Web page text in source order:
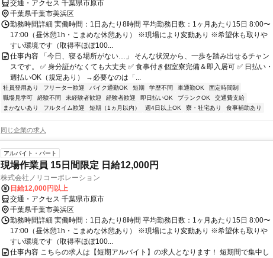
交通・アクセス 千葉県市原市
千葉県千葉市美浜区
勤務時間詳細 実働時間：1日あたり8時間 平均勤務日数：1ヶ月あたり15日 8:00〜
17:00（昼休憩1h・こまめな休憩あり） ※現場により変動あり ※希望休も取りや
すい環境です（取得率ほぼ100...
仕事内容 「今日、寝る場所がない…」 そんな状況から、一歩を踏み出せるチャン
スです。 ✅ 身分証がなくても大丈夫 ✅ 食事付き個室寮完備＆即入居可 ✅ 日払い・
週払いOK（規定あり） →必要なのは「...
社員登用あり フリーター歓迎 バイク通勤OK 短期 学歴不問 車通勤OK
固定時間制
職場見学可
経験不問 未経験者歓迎 経験者歓迎 即日払いOK ブランクOK
交通費支給
まかないあり
フルタイム歓迎 短期（1ヵ月以内） 週4日以上OK 寮・社宅あり 食事補助あり
同じ企業の求人
アルバイト・パート
現場作業員 15日間限定 日給12,000円
株式会社ノリコーポレーション
日給12,000円以上
交通・アクセス 千葉県市原市
千葉県千葉市美浜区
勤務時間詳細 実働時間：1日あたり8時間 平均勤務日数：1ヶ月あたり15日 8:00〜
17:00（昼休憩1h・こまめな休憩あり） ※現場により変動あり ※希望休も取りや
すい環境です（取得率ほぼ100...
仕事内容 こちらの求人は【短期アルバイト】の求人となります！ 短期間で集中し